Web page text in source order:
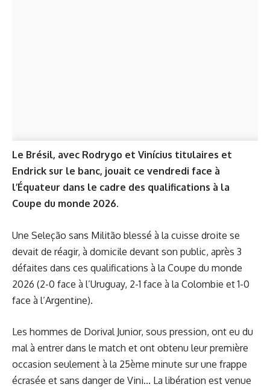
Le Brésil, avec Rodrygo et Vinícius titulaires et
Endrick sur le banc, jouait ce vendredi face à
l’Équateur dans le cadre des qualifications à la
Coupe du monde 2026.
Une Seleção sans Militão blessé à la cuisse droite se
devait de réagir, à domicile devant son public, après 3
défaites dans ces qualifications à la Coupe du monde
2026 (2-0 face à l’Uruguay, 2-1 face à la Colombie et 1-0
face à l’Argentine).
Les hommes de Dorival Junior, sous pression, ont eu du
mal à entrer dans le match et ont obtenu leur première
occasion seulement à la 25ème minute sur une frappe
écrasée et sans danger de Vini... La libération est venue